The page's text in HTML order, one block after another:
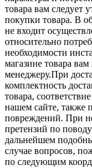
товара вам следует
покупки товара. В
не входит
относительно
необходимости
магазине товара
менеджеру.При
комплектность
товара,
нашем сайте, также
повреждений. При
претензий по
дальнейшем
случае вопросов,
по следующим